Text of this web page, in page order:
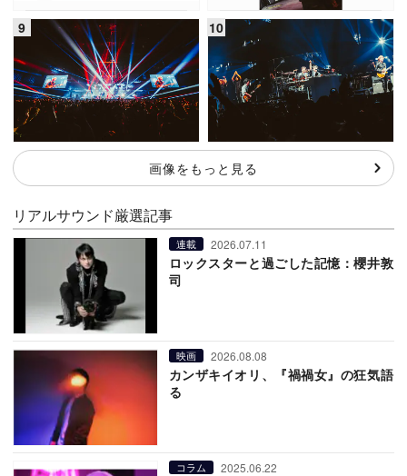
画像をもっと見る
リアルサウンド厳選記事
連載 2026.07.11
ロックスターと過ごした記憶：櫻井敦
司
映画 2026.08.08
カンザキイオリ、『禍禍女』の狂気語
る
コラム 2025.06.22